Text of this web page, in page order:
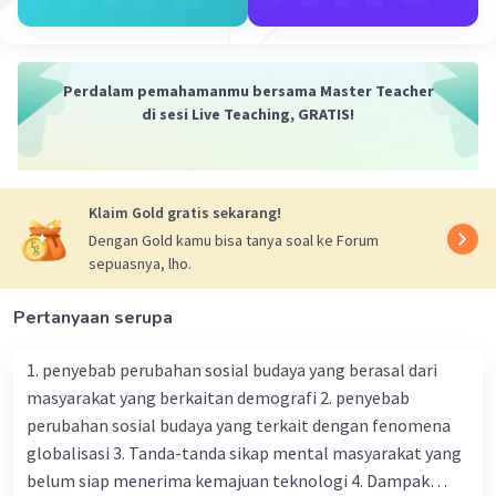
Setiap hari setelah pulang dari sawah, Rizky
buku
Perdalam pemahamanmu bersama Master Teacher
di sesi Live Teaching, GRATIS!
Klaim Gold gratis sekarang!
Dengan Gold kamu bisa tanya soal ke Forum
sepuasnya, lho.
Pertanyaan serupa
1. penyebab perubahan sosial budaya yang berasal dari
masyarakat yang berkaitan demografi 2. penyebab
perubahan sosial budaya yang terkait dengan fenomena
globalisasi 3. Tanda-tanda sikap mental masyarakat yang
belum siap menerima kemajuan teknologi 4. Dampak